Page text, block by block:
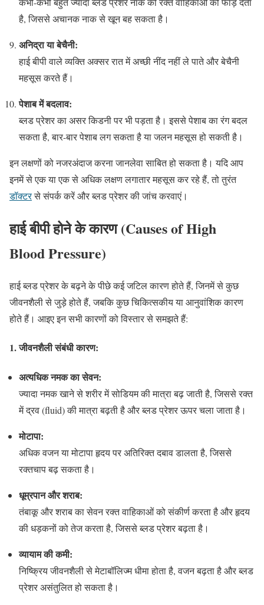
है, जिससे अचानक नाक से खून बह सकता है।
अनिद्रा या बेचैनी:
हाई बीपी वाले व्यक्ति अक्सर रात में अच्छी नींद नहीं ले पाते और बेचैनी
महसूस करते हैं।
पेशाब में बदलाव:
ब्लड प्रेशर का असर किडनी पर भी पड़ता है। इससे पेशाब का रंग बदल
सकता है, बार-बार पेशाब लग सकता है या जलन महसूस हो सकती है।
इन लक्षणों को नजरअंदाज करना जानलेवा साबित हो सकता है। यदि आप
इनमें से एक या एक से अधिक लक्षण लगातार महसूस कर रहे हैं, तो तुरंत
डॉक्टरसे संपर्क करें और ब्लड प्रेशर की जांच करवाएं।
हाई बीपी होने के कारण (Causes of High
Blood Pressure)
हाई ब्लड प्रेशर के बढ़ने के पीछे कई जटिल कारण होते हैं, जिनमें से कुछ
जीवनशैली से जुड़े होते हैं, जबकि कुछ चिकित्सकीय या आनुवांशिक कारण
होते हैं। आइए इन सभी कारणों को विस्तार से समझते हैं:
1.जीवनशैली संबंधी कारण:
अत्यधिक नमक का सेवन:
ज्यादा नमक खाने से शरीर में सोडियम की मात्रा बढ़ जाती है, जिससे रक्त
में द्रव (fluid) की मात्रा बढ़ती है और ब्लड प्रेशर ऊपर चला जाता है।
मोटापा:
अधिक वजन या मोटापा हृदय पर अतिरिक्त दबाव डालता है, जिससे
रक्तचाप बढ़ सकता है।
धूम्रपान और शराब:
तंबाकू और शराब का सेवन रक्त वाहिकाओं को संकीर्ण करता है और हृदय
की धड़कनों को तेज करता है, जिससे ब्लड प्रेशर बढ़ता है।
व्यायाम की कमी:
निष्क्रिय जीवनशैली से मेटाबॉलिज्म धीमा होता है, वजन बढ़ता है और ब्लड
प्रेशर असंतुलित हो सकता है।